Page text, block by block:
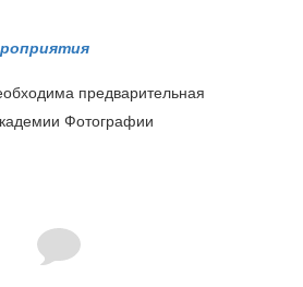
предварительная
Фотографии